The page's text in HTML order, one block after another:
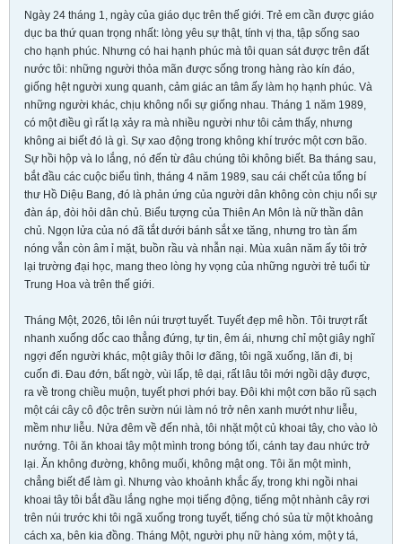
Ngày 24 tháng 1, ngày của giáo dục trên thế giới. Trẻ em cần được giáo
dục ba thứ quan trọng nhất: lòng yêu sự thật, tính vị tha, tập sống sao
cho hạnh phúc. Nhưng có hai hạnh phúc mà tôi quan sát được trên đất
nước tôi: những người thỏa mãn được sống trong hàng rào kín đáo,
giống hệt người xung quanh, cảm giác an tâm ấy làm họ hạnh phúc. Và
những người khác, chịu không nổi sự giống nhau. Tháng 1 năm 1989,
có một điều gì rất lạ xảy ra mà nhiều người như tôi cảm thấy, nhưng
không ai biết đó là gì. Sự xao động trong không khí trước một cơn bão.
Sự hồi hộp và lo lắng, nó đến từ đâu chúng tôi không biết. Ba tháng sau,
bắt đầu các cuộc biểu tình, tháng 4 năm 1989, sau cái chết của tổng bí
thư Hồ Diệu Bang, đó là phản ứng của người dân không còn chịu nổi sự
đàn áp, đòi hỏi dân chủ. Biểu tượng của Thiên An Môn là nữ thần dân
chủ. Ngọn lửa của nó đã tắt dưới bánh sắt xe tăng, nhưng tro tàn ấm
nóng vẫn còn âm ỉ mặt, buồn rầu và nhẫn nại. Mùa xuân năm ấy tôi trở
lại trường đại học, mang theo lòng hy vọng của những người trẻ tuổi từ
Trung Hoa và trên thế giới.
Tháng Một, 2026, tôi lên núi trượt tuyết. Tuyết đẹp mê hồn. Tôi trượt rất
nhanh xuống dốc cao thẳng đứng, tự tin, êm ái, nhưng chỉ một giây nghĩ
ngợi đến người khác, một giây thôi lơ đãng, tôi ngã xuống, lăn đi, bị
cuốn đi. Đau đớn, bất ngờ, vùi lấp, tê dại, rất lâu tôi mới ngồi dậy được,
ra về trong chiều muộn, tuyết phơi phới bay. Đôi khi một cơn bão rũ sạch
một cái cây cô độc trên sườn núi làm nó trở nên xanh mướt như liễu,
mềm như liễu. Nửa đêm về đến nhà, tôi nhặt một củ khoai tây, cho vào lò
nướng. Tôi ăn khoai tây một mình trong bóng tối, cánh tay đau nhức trở
lại. Ăn không đường, không muối, không mật ong. Tôi ăn một mình,
chẳng biết để làm gì. Nhưng vào khoảnh khắc ấy, trong khi ngồi nhai
khoai tây tôi bắt đầu lắng nghe mọi tiếng động, tiếng một nhành cây rơi
trên núi trước khi tôi ngã xuống trong tuyết, tiếng chó sủa từ một khoảng
cách xa, bên kia đồng. Tháng Một, người phụ nữ hàng xóm, một y tá,